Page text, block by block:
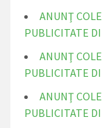
ANUNŢ
PUBLICITATE
ANUNŢ
PUBLICITATE
ANUNŢ
PUBLICITATE